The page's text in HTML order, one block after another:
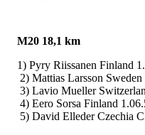
M20 18,1 km
1) Pyry Riissanen Finland
2) Mattias Larsson
3) Lavio Mueller
4) Eero Sorsa Finland
5) David Elleder Czechia